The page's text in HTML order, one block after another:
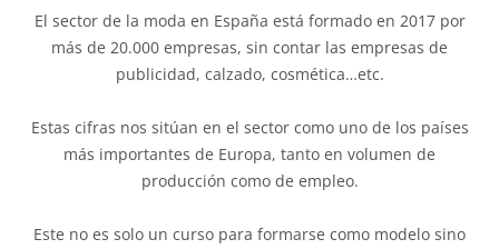
El sector de la moda en España está formado en 2017 por
más de 20.000 empresas, sin contar las empresas de
publicidad, calzado, cosmética…etc.
Estas cifras nos sitúan en el sector como uno de los países
más importantes de Europa, tanto en volumen de
producción como de empleo.
Este no es solo un curso para formarse como modelo sino